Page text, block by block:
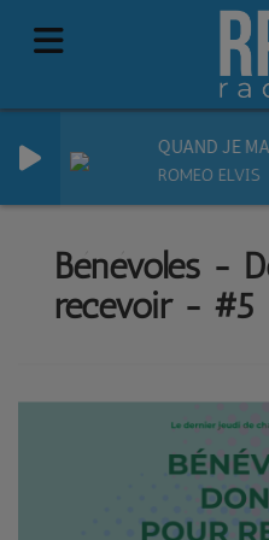
QUAND JE
ROMEO ELVIS
Bénévoles -
recevoir - #5